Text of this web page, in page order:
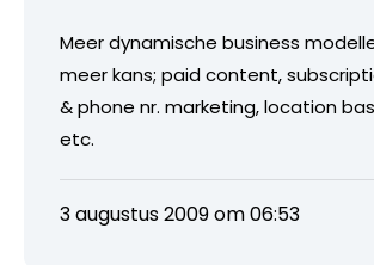
Meer dynamische business
meer kans; paid content,
& phone nr. marketing, location
etc.
3 augustus 2009 om 06:53